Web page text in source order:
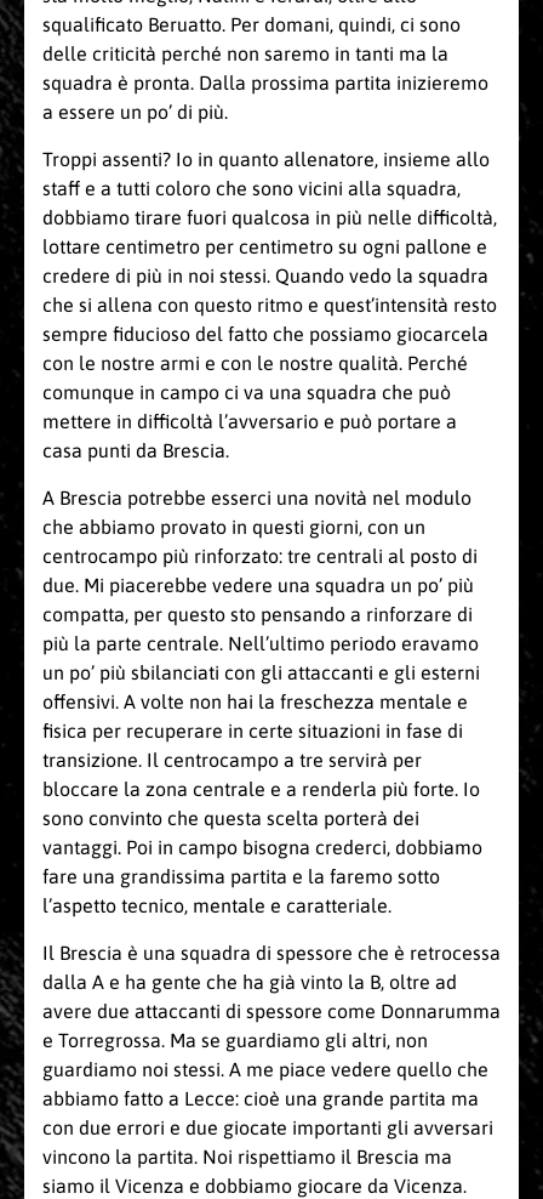
squalificato Beruatto. Per domani, quindi, ci sono
delle criticità perché non saremo in tanti ma la
squadra è pronta. Dalla prossima partita inizieremo
a essere un po’ di più.
Troppi assenti? Io in quanto allenatore, insieme allo
staff e a tutti coloro che sono vicini alla squadra,
dobbiamo tirare fuori qualcosa in più nelle difficoltà,
lottare centimetro per centimetro su ogni pallone e
credere di più in noi stessi. Quando vedo la squadra
che si allena con questo ritmo e quest’intensità resto
sempre fiducioso del fatto che possiamo giocarcela
con le nostre armi e con le nostre qualità. Perché
comunque in campo ci va una squadra che può
mettere in difficoltà l’avversario e può portare a
casa punti da Brescia.
A Brescia potrebbe esserci una novità nel modulo
che abbiamo provato in questi giorni, con un
centrocampo più rinforzato: tre centrali al posto di
due. Mi piacerebbe vedere una squadra un po’ più
compatta, per questo sto pensando a rinforzare di
più la parte centrale. Nell’ultimo periodo eravamo
un po’ più sbilanciati con gli attaccanti e gli esterni
offensivi. A volte non hai la freschezza mentale e
fisica per recuperare in certe situazioni in fase di
transizione. Il centrocampo a tre servirà per
bloccare la zona centrale e a renderla più forte. Io
sono convinto che questa scelta porterà dei
vantaggi. Poi in campo bisogna crederci, dobbiamo
fare una grandissima partita e la faremo sotto
l’aspetto tecnico, mentale e caratteriale.
Il Brescia è una squadra di spessore che è retrocessa
dalla A e ha gente che ha già vinto la B, oltre ad
avere due attaccanti di spessore come Donnarumma
e Torregrossa. Ma se guardiamo gli altri, non
guardiamo noi stessi. A me piace vedere quello che
abbiamo fatto a Lecce: cioè una grande partita ma
con due errori e due giocate importanti gli avversari
vincono la partita. Noi rispettiamo il Brescia ma
siamo il Vicenza e dobbiamo giocare da Vicenza.